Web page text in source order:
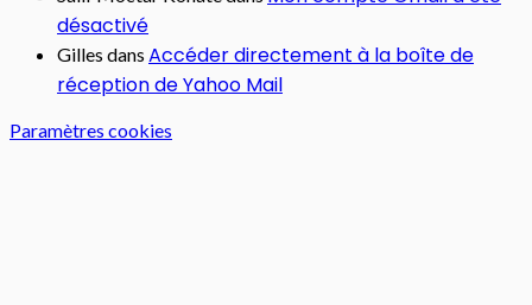
désactivé
Gilles dans Accéder directement à la boîte de
réception de Yahoo Mail
Paramètres cookies